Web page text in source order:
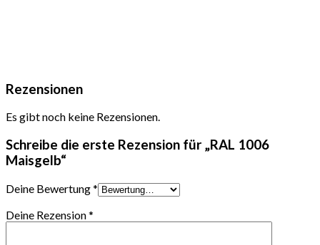
Rezensionen
Es gibt noch keine Rezensionen.
Schreibe die erste Rezension für „RAL 1006
Maisgelb“
Deine Bewertung*
Deine Rezension*